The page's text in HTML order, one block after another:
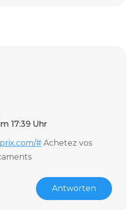
17:39 Uhr
# Achetez vos
Antworten